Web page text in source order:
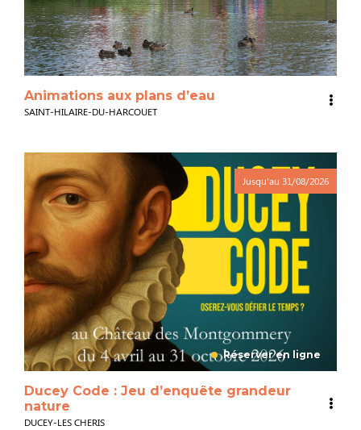
Animations aux plans d’eau
SAINT-HILAIRE-DU-HARCOUET
Jusqu'au 31/08/2026
Réserver en ligne
Ducey Code : Jeu d’enquête grandeur
nature
DUCEY-LES CHERIS